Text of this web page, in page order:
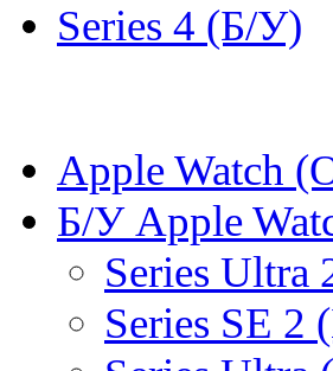
Series 4 (Б/У)
Apple Watch
Б/У Apple
Series Ultra
Series SE 2